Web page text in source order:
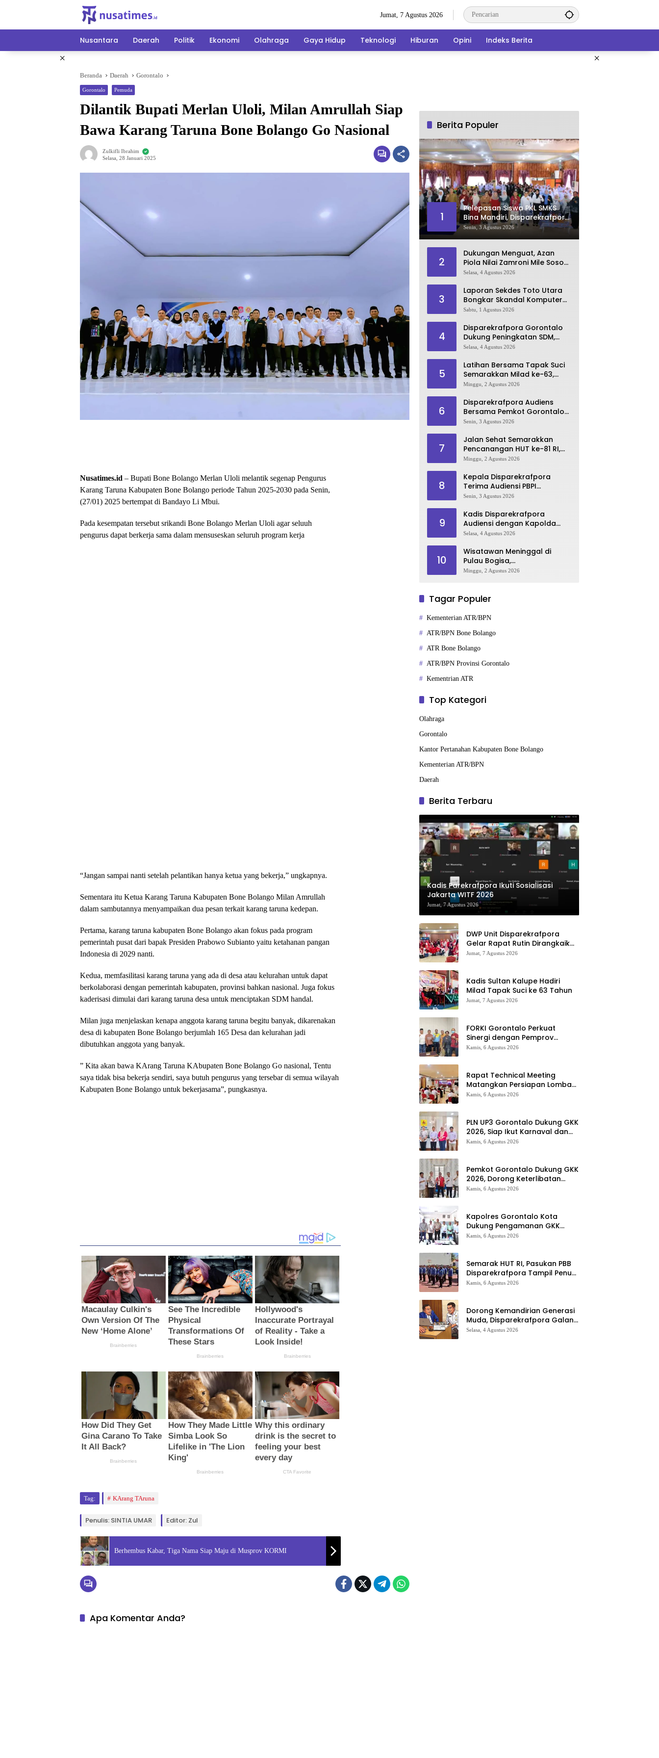
Jumat, 7 Agustus 2026
Nusantara Daerah Politik Ekonomi Olahraga Gaya Hidup Teknologi Hiburan Opini Indeks Berita
× ×
Beranda Daerah Gorontalo
Gorontalo Pemuda
Dilantik Bupati Merlan Uloli, Milan Amrullah Siap
Bawa Karang Taruna Bone Bolango Go Nasional
Zulkifli Ibrahim
Selasa, 28 Januari 2025
Nusatimes.id – Bupati Bone Bolango Merlan Uloli melantik segenap Pengurus
Karang Taruna Kabupaten Bone Bolango periode Tahun 2025-2030 pada Senin,
(27/01) 2025 bertempat di Bandayo Li Mbui.
Pada kesempatan tersebut srikandi Bone Bolango Merlan Uloli agar seluuh
pengurus dapat berkerja sama dalam mensuseskan seluruh program kerja
“Jangan sampai nanti setelah pelantikan hanya ketua yang bekerja,” ungkapnya.
Sementara itu Ketua Karang Taruna Kabupaten Bone Bolango Milan Amrullah
dalam sambutannya menyampaikan dua pesan terkait karang taruna kedepan.
Pertama, karang taruna kabupaten Bone Bolango akan fokus pada program
pemerintah pusat dari bapak Presiden Prabowo Subianto yaitu ketahanan pangan
Indonesia di 2029 nanti.
Kedua, memfasilitasi karang taruna yang ada di desa atau kelurahan untuk dapat
berkolaborasi dengan pemerintah kabupaten, provinsi bahkan nasional. Juga fokus
kaderisasi dimulai dari karang taruna desa untuk menciptakan SDM handal.
Milan juga menjelaskan kenapa anggota karang taruna begitu banyak, dikarenakan
desa di kabupaten Bone Bolango berjumlah 165 Desa dan kelurahan jadi
dibutuhkan anggota yang banyak.
” Kita akan bawa KArang Taruna KAbupaten Bone Bolango Go nasional, Tentu
saya tidak bisa bekerja sendiri, saya butuh pengurus yang tersebar di semua wilayah
Kabupaten Bone Bolango untuk bekerjasama”, pungkasnya.
Tag: KArang TAruna
Penulis: SINTIA UMAR Editor: Zul
Berhembus Kabar, Tiga Nama Siap Maju di Musprov KORMI
Apa Komentar Anda?
Berita Populer
1
Pelepasan Siswa PKL SMKS
Bina Mandiri, Disparekrafpora
Dorong Lahirnya SDM
Pariwisata Unggul
Senin, 3 Agustus 2026
2
Dukungan Menguat, Azan
Piola Nilai Zamroni Mile Sosok
Tepat Teruskan
Selasa, 4 Agustus 2026
3
Laporan Sekdes Toto Utara
Bongkar Skandal Komputer
‘Siluman’ 2025
Sabtu, 1 Agustus 2026
4
Disparekrafpora Gorontalo
Dukung Peningkatan SDM,
Berikan Rekomendasi Studi S3
Selasa, 4 Agustus 2026
5
Latihan Bersama Tapak Suci
Semarakkan Milad ke-63,
Sultan Kalupe Ajak Atlet
Minggu, 2 Agustus 2026
6
Disparekrafpora Audiens
Bersama Pemkot Gorontalo
Bahas Dukungan GKK 2026
Senin, 3 Agustus 2026
7
Jalan Sehat Semarakkan
Pencanangan HUT ke-81 RI,
Danau Perintis Jadi Etalase
Minggu, 2 Agustus 2026
8
Kepala Disparekrafpora
Terima Audiensi PBPI
Gorontalo.
Senin, 3 Agustus 2026
9
Kadis Disparekrafpora
Audiensi dengan Kapolda
Gorontalo, Perkuat Sinergi
Karnaval Karawo 2026
Selasa, 4 Agustus 2026
10
Wisatawan Meninggal di
Pulau Bogisa,
Disparekrafpora Sampaikan
Minggu, 2 Agustus 2026
Tagar Populer
Kementerian ATR/BPN
ATR/BPN Bone Bolango
ATR Bone Bolango
ATR/BPN Provinsi Gorontalo
Kementrian ATR
Top Kategori
Olahraga
Gorontalo
Kantor Pertanahan Kabupaten Bone Bolango
Kementerian ATR/BPN
Daerah
Berita Terbaru
Kadis Parekrafpora Ikuti Sosialisasi
Jakarta WITF 2026
Jumat, 7 Agustus 2026
DWP Unit Disparekrafpora
Gelar Rapat Rutin Dirangkaikan
Edukasi Manajemen Stres
Jumat, 7 Agustus 2026
Kadis Sultan Kalupe Hadiri
Milad Tapak Suci ke 63 Tahun
Jumat, 7 Agustus 2026
FORKI Gorontalo Perkuat
Sinergi dengan Pemprov
Jelang Kejurda Liga 1 Piala
Kamis, 6 Agustus 2026
Rapat Technical Meeting
Matangkan Persiapan Lomba
Olahraga Masyarakat Tingkat
Kamis, 6 Agustus 2026
PLN UP3 Gorontalo Dukung GKK
2026, Siap Ikut Karnaval dan
Pastikan Ketersediaan Listrik
Kamis, 6 Agustus 2026
Pemkot Gorontalo Dukung GKK
2026, Dorong Keterlibatan
UMKM dan Ekraf Lokal
Kamis, 6 Agustus 2026
Kapolres Gorontalo Kota
Dukung Pengamanan GKK
2026, Disparekrafpora Perkuat
Kamis, 6 Agustus 2026
Semarak HUT RI, Pasukan PBB
Disparekrafpora Tampil Penuh
Semangat
Kamis, 6 Agustus 2026
Dorong Kemandirian Generasi
Muda, Disparekrafpora Galang
Dukungan Penuh Para Aleg
Selasa, 4 Agustus 2026